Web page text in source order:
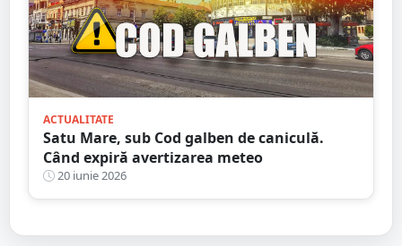
ACTUALITATE
Satu Mare, sub Cod galben de caniculă.
Când expiră avertizarea meteo
20 iunie 2026